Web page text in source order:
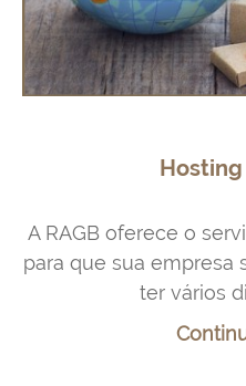
A RAGB oferece o
para que sua empresa
ter vários